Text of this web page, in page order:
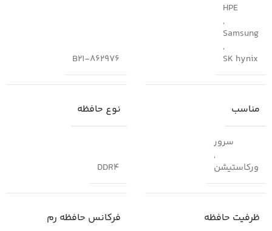
HPE
,
Samsung
,
SK hynix
862976-B21
مناسب
سرور
,
ورکاستیشن
نوع حافظه
DDR4
ظرفیت حافظه فرکانس حافظه رم